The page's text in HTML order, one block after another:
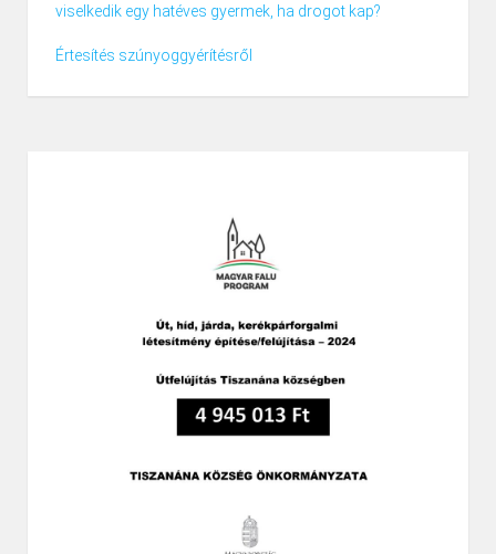
viselkedik egy hatéves gyermek, ha drogot kap?
Értesítés szúnyoggyérítésről